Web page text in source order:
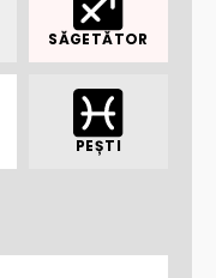
SĂGETĂTOR
PEȘTI